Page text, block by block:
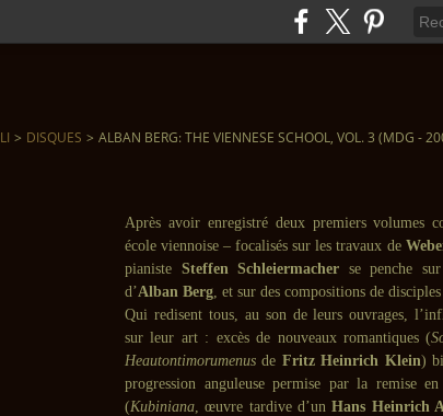
> DISQUES > ALBAN BERG: THE VIENNESE SCHOOL, VOL. 3 (MDG -
Après avoir enregistré deux premiers volumes
école viennoise – focalisés sur les travaux de
pianiste Steffen Schleiermacher se penche
d’Alban Berg, et sur des compositions de
Qui redisent tous, au son de leurs ouvrages,
sur leur art : excès de nouveaux romantiques (
Heautontimorumenus de Fritz Heinrich Klein)
progression anguleuse permise par la remise
(Kubiniana, œuvre tardive d’unHans Heinrich